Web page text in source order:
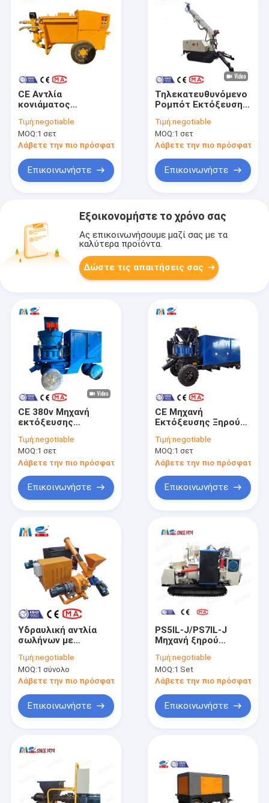
Εμφάνιση VR
CE Αντλία
κονιάματος
Μηχανή Έγχυσης
Κονιάματος Για Έργα
Επισκευής Γεφυρών
Τιμή:negotiable
MOQ:1 σετ
Λάβετε την πιο πρόσφατη τιμή
Επικοινωνήστε
Τηλεκατευθυνόμενο
Ρομπότ Εκτόξευσης
Εξοπλισμός
Εκτόξευσης
Σκυροδέματος
Σκυροδέματος που
ταιριάζει με τη
Σκυροδέματος
Τιμή:negotiable
MOQ:1 σετ
Λάβετε την πιο πρόσφατη
Επικοινωνήστε
Εξοικονομήστε το χρόνο σας
Ας επικοινωνήσουμε μαζί σας με τα
καλύτερα προϊόντα.
Δώστε τις απαιτήσεις σας
CE 380v Μηχανή
εκτόξευσης
για ξηρά αδρανή
σκυροδέματος
ψεκασμού απευθείας
από το εργοστάσιο
Τιμή:negotiable
MOQ:1 σετ
Λάβετε την πιο πρόσφατη τιμή
Επικοινωνήστε
CE Μηχανή
Εκτόξευσης Ξηρού
Μπετονιέρα,
Ψεκαστήρας Ντίζελ,
Μηχανή Εκτόξευσης
Σκυροδέματος στις
Φιλιππίνες
Τιμή:negotiable
MOQ:1 σετ
Λάβετε την πιο πρόσφατη
Επικοινωνήστε
Υδραυλική αντλία
σωλήνων με
Τιμή:negotiable
MOQ:1 σύνολο
Λάβετε την πιο πρόσφατη τιμή
Επικοινωνήστε
PS5IL-J/PS7IL-J
Μηχανή ξηρού
σιδηροτροφικό
σιδηροσίδηρο με
στροφή 18,5 kW
Τιμή:negotiable
MOQ:1 Set
Λάβετε την πιο πρόσφατη
Επικοινωνήστε